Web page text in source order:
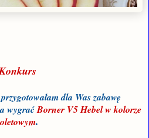
dla Was zabawę
wygraćBorner V5 Hebel w kolorze
.